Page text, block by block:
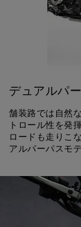
デュアルパ
舗装路では自然
トロール性を発
ロードも走りこ
アルパーパスモ